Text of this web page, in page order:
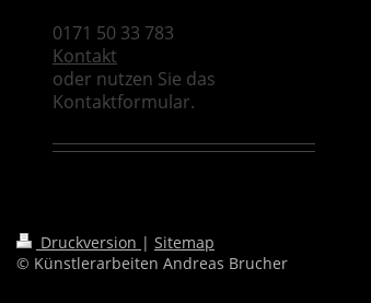
0171 50 33 783
Kontakt
oder nutzen Sie das
Kontaktformular.
Druckversion | Sitemap
© Künstlerarbeiten Andreas Brucher